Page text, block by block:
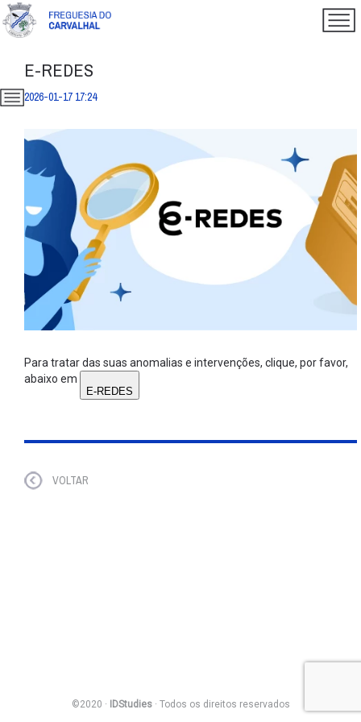
E-REDES
2026-01-17 17:24
Para tratar das suas anomalias e intervenções, clique, por favor,
abaixo em
E-REDES
VOLTAR
©2020 · IDStudies· Todos os direitos reservados